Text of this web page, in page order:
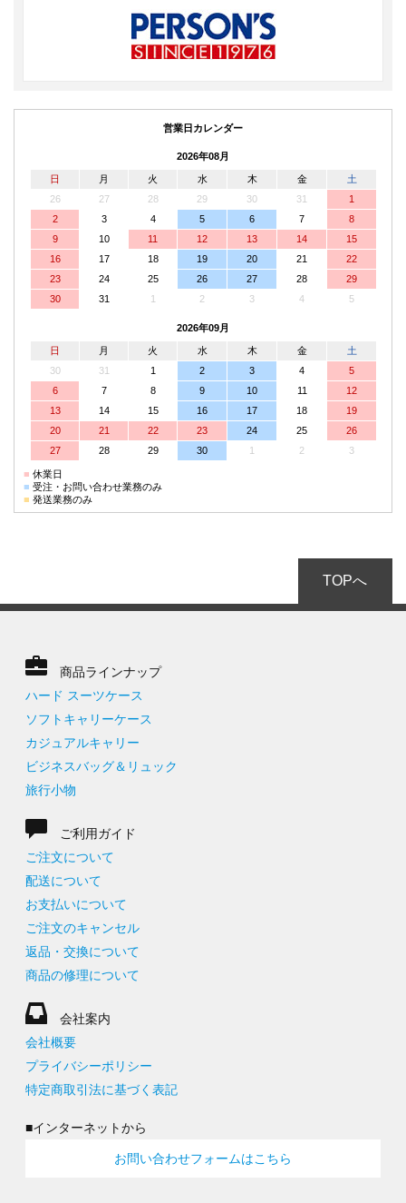
営業日カレンダー
2026年08月
日 月 火 水 木 金
土
26
27 28 29 30 31
1
2
3 4 5 6 7
8
9
10 11 12 13 14
15
16
17 18 19 20 21
22
23
24 25 26 27 28
29
30
31 1 2 3 4 5
2026年09月
日 月 火 水 木 金
土
30
31 1 2 3 4
5
6
7 8 9 10 11
12
13
14 15 16 17 18
19
20
21 22 23 24 25
26
27
28 29 30 1 2 3
■ 休業日
■ 受注・お問い合わせ業務のみ
■ 発送業務のみ
TOPへ
商品ラインナップ
ハード スーツケース
ソフトキャリーケース
カジュアルキャリー
ビジネスバッグ＆リュック
旅行小物
ご利用ガイド
ご注文について
配送について
お支払いについて
ご注文のキャンセル
返品・交換について
商品の修理について
会社案内
会社概要
プライバシーポリシー
特定商取引法に基づく表記
■インターネットから
お問い合わせフォームはこちら